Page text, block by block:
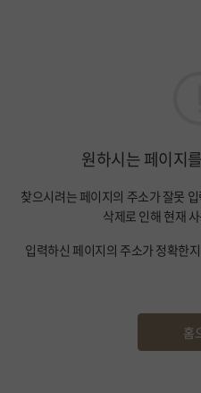
원하시는 페이지
찾으시려는 페이지의 주소가 잘못
삭제로 인해 현재
입력하신 페이지의 주소가 정확한
홈